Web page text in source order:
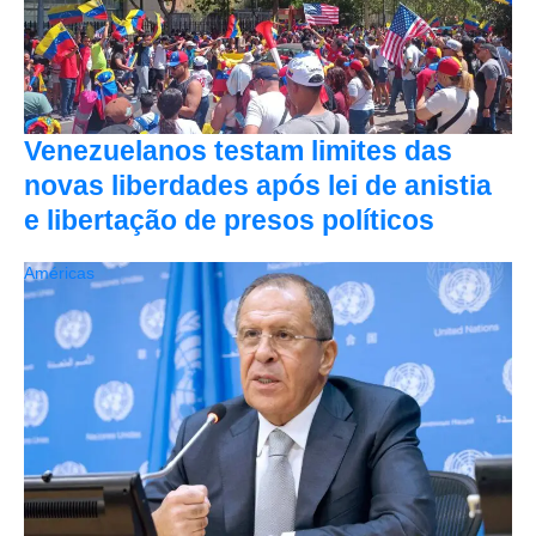
Venezuelanos testam limites das
novas liberdades após lei de anistia
e libertação de presos políticos
Américas